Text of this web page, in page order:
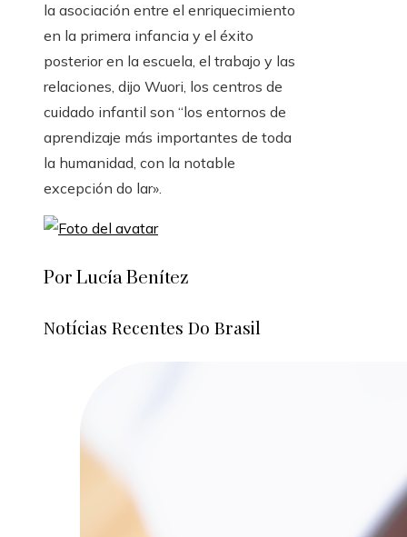
la asociación entre el enriquecimiento
en la primera infancia y el éxito
posterior en la escuela, el trabajo y las
relaciones, dijo Wuori, los centros de
cuidado infantil son “los entornos de
aprendizaje más importantes de toda
la humanidad, con la notable
excepción do lar».
Por Lucía Benítez
Notícias Recentes Do Brasil